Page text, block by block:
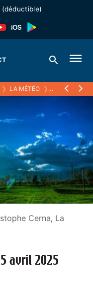
(déductible)
❯ LA MÉTÉO ❯ 05 AVRIL 2025
Cerna, La
avril 2025